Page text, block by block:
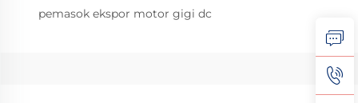
pemasok ekspor motor gigi dc